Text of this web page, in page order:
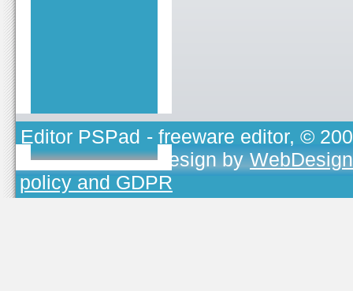
Editor PSPad - freeware editor, ©
TOJEONO.CZ, design by
policy and GDPR